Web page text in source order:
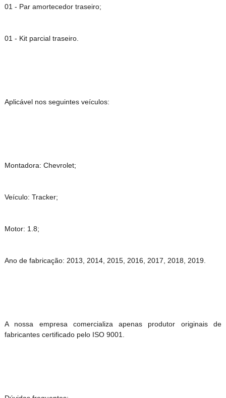
01 - Par amortecedor traseiro;
01 - Kit parcial traseiro.
Aplicável nos seguintes veículos:
Montadora: Chevrolet;
Veículo: Tracker;
Motor: 1.8;
Ano de fabricação: 2013, 2014, 2015, 2016, 2017, 2018, 2019.
A nossa empresa comercializa apenas produtor originais de
fabricantes certificado pelo ISO 9001.